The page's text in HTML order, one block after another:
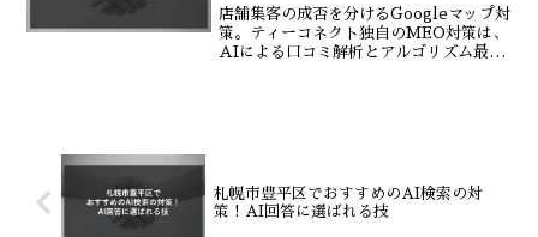
店舗集客の成否を分けるGoogleマップ対
策。ティーコネクト独自のMEO対策は、
AIによる口コミ解析とアルゴリズム最適
札幌市豊平区でおすすめのAI検索の対
策！AI回答に選ばれる技